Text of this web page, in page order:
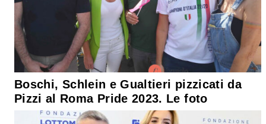
Boschi, Schlein e Gualtieri pizzicati da
Pizzi al Roma Pride 2023. Le foto